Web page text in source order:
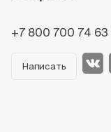
+7 800 700 74 63
Написать